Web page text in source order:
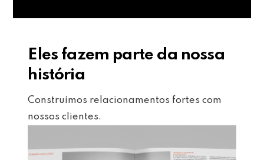
Eles fazem parte da nossa
história
Construímos relacionamentos fortes com
nossos clientes.